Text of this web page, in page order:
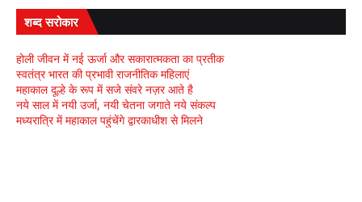
शब्द सरोकार
होली जीवन में नई ऊर्जा और सकारात्मकता का प्रतीक
स्वतंत्र भारत की प्रभावी राजनीतिक महिलाएं
महाकाल दूल्हे के रूप में सजे संवरे नज़र आते है
नये साल में नयी उर्जा, नयी चेतना जगाते नये संकल्प
मध्यरात्रि में महाकाल पहुंचेंगे द्वारकाधीश से मिलने